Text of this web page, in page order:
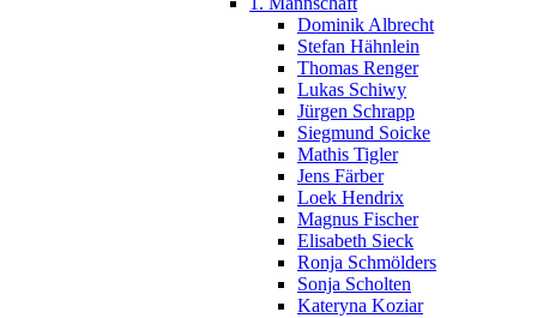
Dominik Albrecht
Stefan Hähnlein
Thomas Renger
Lukas Schiwy
Jürgen Schrapp
Siegmund Soicke
Mathis Tigler
Jens Färber
Loek Hendrix
Magnus Fischer
Elisabeth Sieck
Ronja Schmölders
Sonja Scholten
Kateryna Koziar